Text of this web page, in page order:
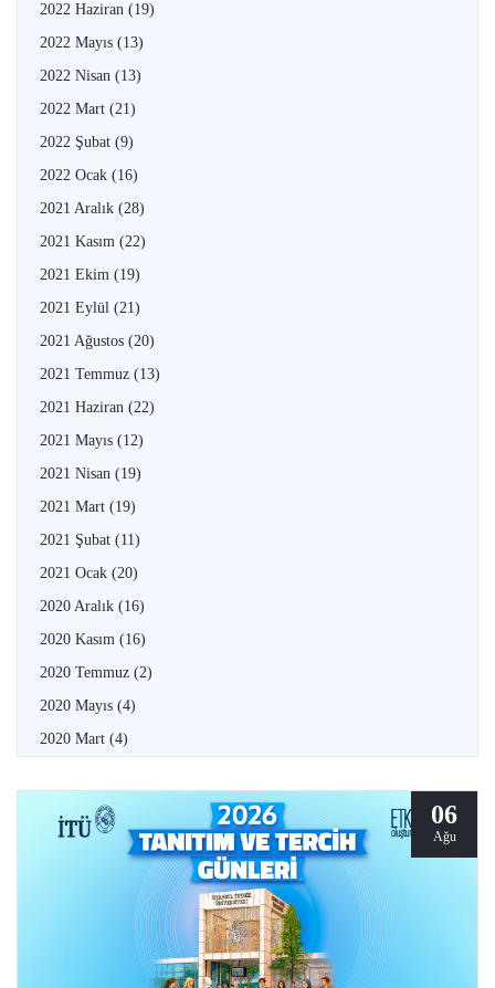
2022 Haziran (19)
2022 Mayıs (13)
2022 Nisan (13)
2022 Mart (21)
2022 Şubat (9)
2022 Ocak (16)
2021 Aralık (28)
2021 Kasım (22)
2021 Ekim (19)
2021 Eylül (21)
2021 Ağustos (20)
2021 Temmuz (13)
2021 Haziran (22)
2021 Mayıs (12)
2021 Nisan (19)
2021 Mart (19)
2021 Şubat (11)
2021 Ocak (20)
2020 Aralık (16)
2020 Kasım (16)
2020 Temmuz (2)
2020 Mayıs (4)
2020 Mart (4)
06
Ağu